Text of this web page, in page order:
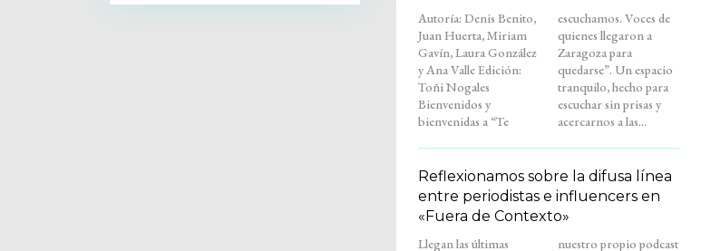
Autoría: Denis Benito,
Juan Huerta, Miriam
Gavín, Laura González
y Ana Valle Edición:
Toñi Nogales
Bienvenidos y
bienvenidas a “Te
escuchamos. Voces de
quienes llegaron a
Zaragoza para
quedarse”. Un espacio
tranquilo, hecho para
escuchar sin prisas y
acercarnos a las...
Reflexionamos sobre la difusa línea
entre periodistas e influencers en
«Fuera de Contexto»
Llegan las últimas
nuestro propio podcast